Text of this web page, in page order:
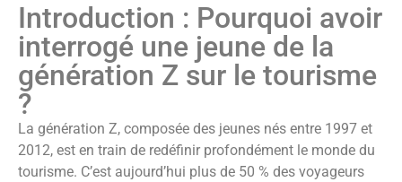
Introduction : Pourquoi avoir
interrogé une jeune de la
génération Z sur le tourisme
?
La génération Z, composée des jeunes nés entre 1997 et
2012, est en train de redéfinir profondément le monde du
tourisme. C’est aujourd’hui plus de 50 % des voyageurs